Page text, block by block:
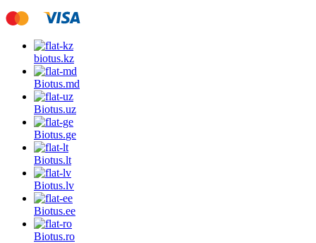
biotus.kz
Biotus.md
Biotus.uz
Biotus.ge
Biotus.lt
Biotus.lv
Biotus.ee
Biotus.ro